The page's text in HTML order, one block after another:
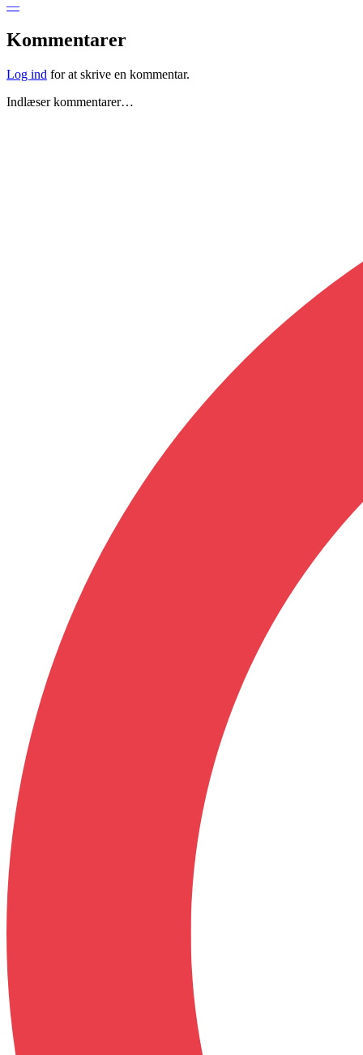
—
Kommentarer
Log ind for at skrive en kommentar.
Indlæser kommentarer…